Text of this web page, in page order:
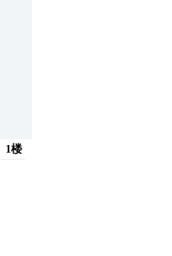
1楼